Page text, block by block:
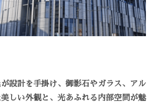
設計を手掛け、御影石やガラス、アル
しい外観と、光あふれる内部空間が魅